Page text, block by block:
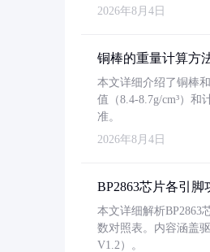
2026年8月4日
铜棒的重量计算方
本文详细介绍了铜棒
值（8.4-8.7g/cm³）
准。
2026年8月4日
BP2863芯片各引脚
本文详细解析BP2863
数对照表。内容涵盖
V1.2）。